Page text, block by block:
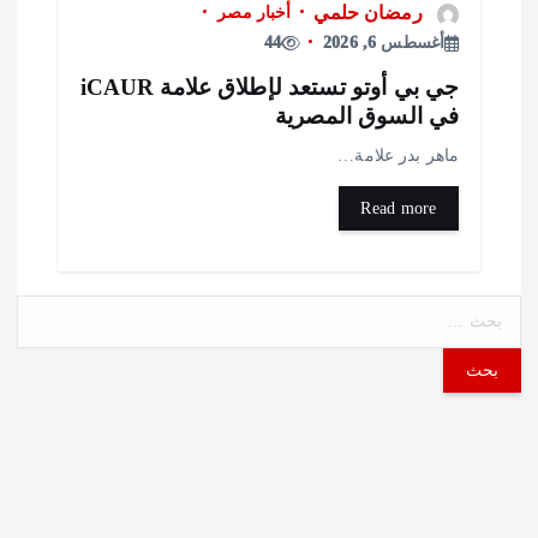
رمضان حلمي
أخبار مصر
أغسطس 6, 2026
44
جي بي أوتو تستعد لإطلاق علامة iCAUR
السوق المصرية
بدر علامة…